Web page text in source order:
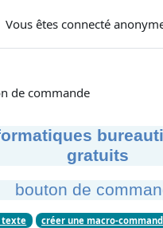
Vous êtes connecté
de commande
gratuits
bouton de
texte créer une macro-